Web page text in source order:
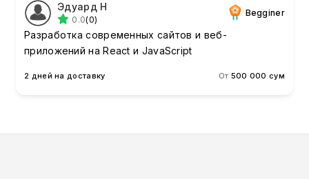
Эдуард Н
0.0(0)
Begginer
Разработка современных сайтов и веб-
приложений на React и JavaScript
2 дней на доставку От 500 000 сум